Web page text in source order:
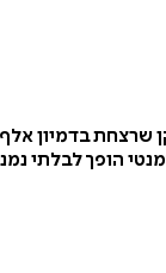
שרצחת בדמיון
הופך לבלתי